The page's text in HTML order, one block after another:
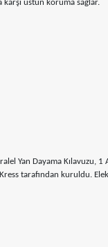
karşı üstün koruma sağlar.
Yan Dayama Kılavuzu,
tarafından kuruldu.